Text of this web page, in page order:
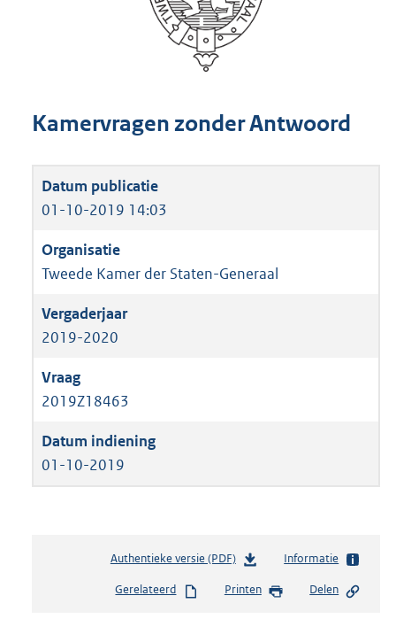
Kamervragen zonder Antwoord
01-10-2019 14:03
Tweede Kamer der Staten-Generaal
2019-2020
2019Z18463
01-10-2019
Authentieke versie (PDF)b
s
Informatie
Gerelateerd Printen Delen